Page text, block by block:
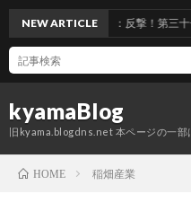
kyamaBlog
旧kyama.blogdns.net 本ページの一部
NEW ARTICLE
ベント 前段作戦：反撃！第三十一
HOME 稲畑産業